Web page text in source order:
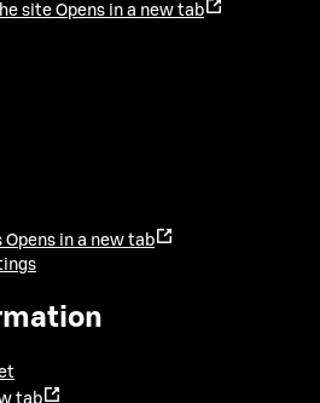
site Opens in a new tab
Opens in a new tab
tab